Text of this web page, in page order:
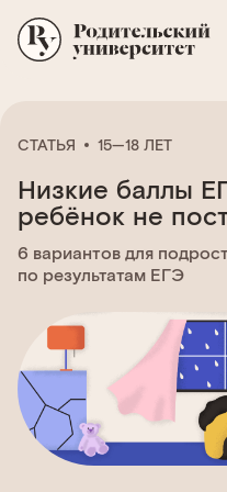
СТАТЬЯ 15—18 ЛЕТ
Низкие баллы
ребёнок не
6 вариантов для
по результатам ЕГЭ